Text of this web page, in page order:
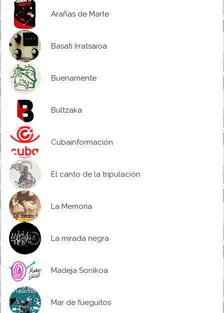
Arañas de Marte
Basati Irratsaioa
Buenamente
Bultzaka
Cubainformación
El canto de la tripulación
La Memoria
La mirada negra
Madeja Sonikoa
Mar de fueguitos